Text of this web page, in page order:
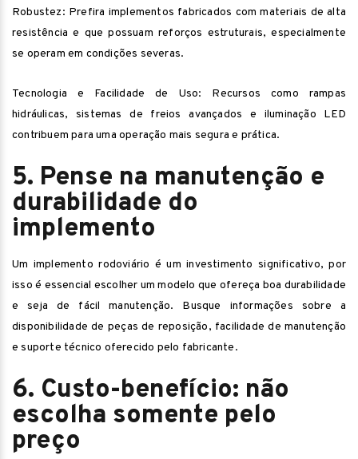
Robustez: Prefira implementos fabricados com materiais de alta
resistência e que possuam reforços estruturais, especialmente
se operam em condições severas.
Tecnologia e Facilidade de Uso: Recursos como rampas
hidráulicas, sistemas de freios avançados e iluminação LED
contribuem para uma operação mais segura e prática.
5. Pense na manutenção e
durabilidade do
implemento
Um implemento rodoviário é um investimento significativo, por
isso é essencial escolher um modelo que ofereça boa durabilidade
e seja de fácil manutenção. Busque informações sobre a
disponibilidade de peças de reposição, facilidade de manutenção
e suporte técnico oferecido pelo fabricante.
6. Custo-benefício: não
escolha somente pelo
preço